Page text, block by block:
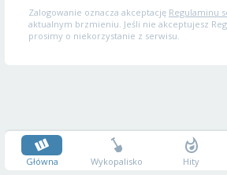
Zalogowanie oznacza akceptację Regulaminu
aktualnym brzmieniu. Jeśli nie akceptujesz
prosimy o niekorzystanie z serwisu.
Główna Wykopalisko Hity